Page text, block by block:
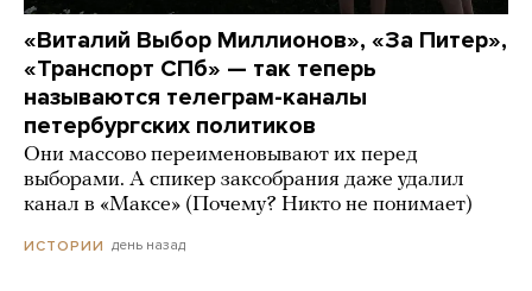
«Виталий Выбор Миллионов», «За Питер»,
«Транспорт СПб» — так теперь
называются телеграм-каналы
петербургских политиков
Они массово переименовывают их перед
выборами. А спикер заксобрания даже удалил
канал в «Максе» (Почему? Никто не понимает)
ИСТОРИИ день назад